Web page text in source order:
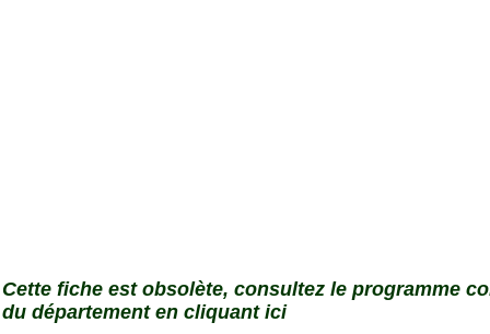
Cette fiche est obsolète, consultez le programme
du département en cliquant ici